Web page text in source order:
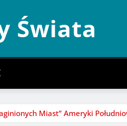
Świata
Miast” Ameryki